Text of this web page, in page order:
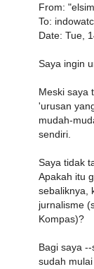
From:
To:
Date: Tue,
Saya ingin
Meski saya
'urusan
mudah-
sendiri.
Saya tidak
Apakah itu
sebaliknya,
jurnalisme
Kompas)?
Bagi saya
sudah